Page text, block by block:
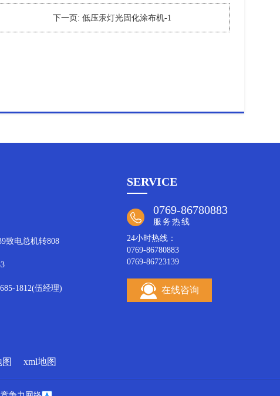
下一页: 低压汞灯光固化涂布机-1
致电总机转808
1812(伍经理)
SERVICE
0769-86780883
服务热线
24小时热线：
0769-86780883
0769-86723139
在线咨询
xml地图